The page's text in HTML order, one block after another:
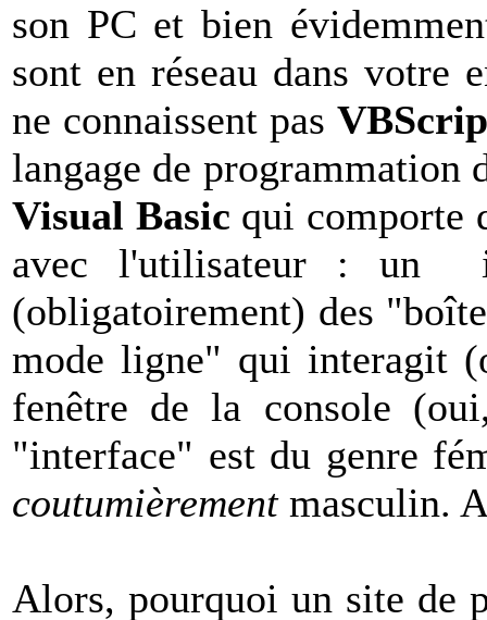
son PC et bien
sont en réseau dans votre
ne connaissent pas
langage de programmation
Visual Basic qui comporte
avec l'utilisateur : un
(obligatoirement) des
mode ligne" qui interagit
fenêtre de la console
"interface" est du genre
coutumièrementmasculin.
Alors, pourquoi un site de